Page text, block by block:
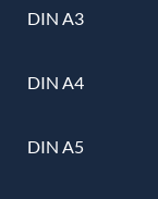
DIN A3
DIN A4
DIN A5